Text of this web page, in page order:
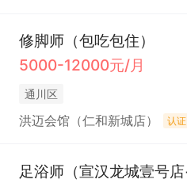
修脚师（包吃包住）
5000-12000元/月
通川区
洪迈会馆（仁和新城店） 认证